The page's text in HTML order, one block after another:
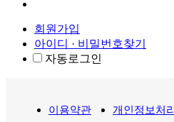
회원가입
아이디 · 비밀번호찾기
자동로그인
이용약관 개인정보처리